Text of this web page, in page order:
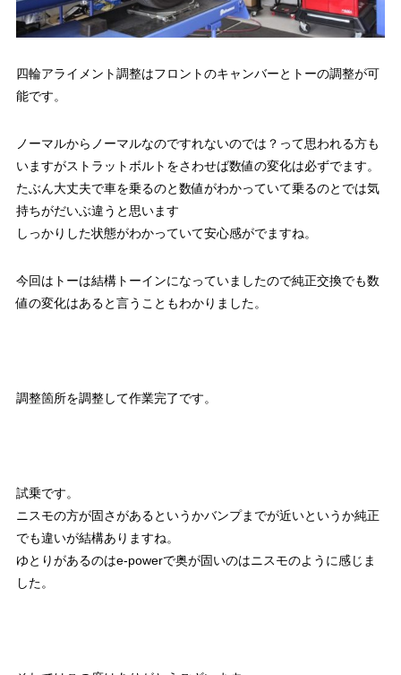
四輪アライメント調整はフロントのキャンバーとトーの調整が可
能です。
ノーマルからノーマルなのですれないのでは？って思われる方も
いますがストラットボルトをさわせば数値の変化は必ずでます。
たぶん大丈夫で車を乗るのと数値がわかっていて乗るのとでは気
持ちがだいぶ違うと思います
しっかりした状態がわかっていて安心感がでますね。
今回はトーは結構トーインになっていましたので純正交換でも数
値の変化はあると言うこともわかりました。
調整箇所を調整して作業完了です。
試乗です。
ニスモの方が固さがあるというかバンプまでが近いというか純正
でも違いが結構ありますね。
ゆとりがあるのはe-powerで奥が固いのはニスモのように感じま
した。